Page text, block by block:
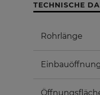
TECHNISCHE
Rohrlänge